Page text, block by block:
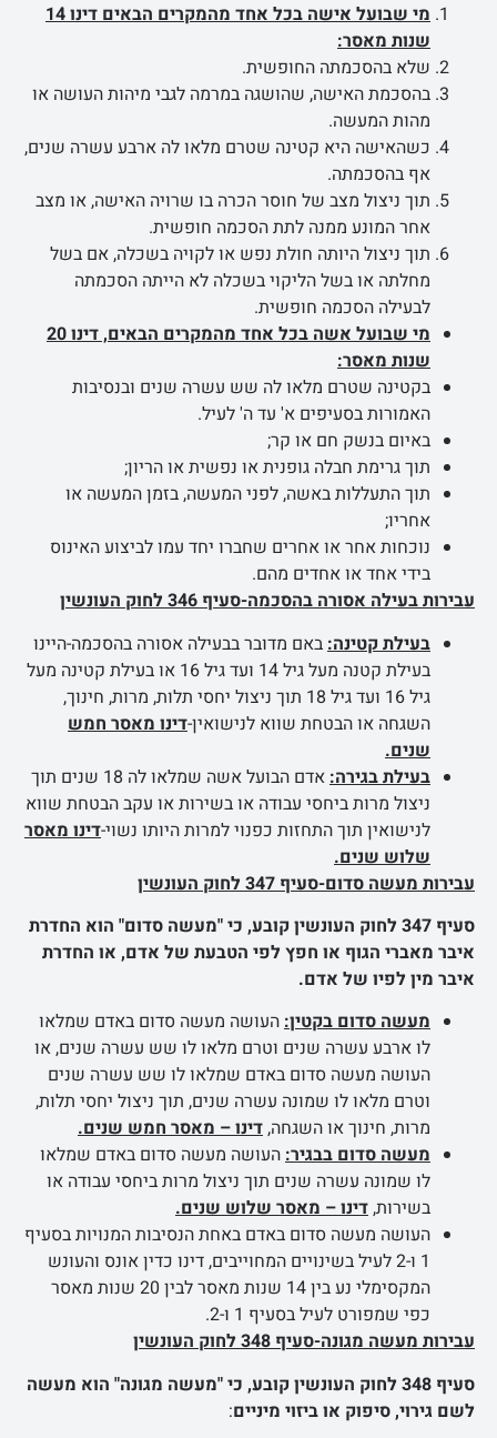
מי שבועל אישה בכל אחד מהמקרים הבאים דינו 14
שנות מאסר:
שלא בהסכמתה החופשית.
בהסכמת האישה, שהושגה במרמה לגבי מיהות העושה או
מהות המעשה.
כשהאישה היא קטינה שטרם מלאו לה ארבע עשרה שנים,
אף בהסכמתה.
תוך ניצול מצב של חוסר הכרה בו שרויה האישה, או מצב
אחר המונע ממנה לתת הסכמה חופשית.
תוך ניצול היותה חולת נפש או לקויה בשכלה, אם בשל
מחלתה או בשל הליקוי בשכלה לא הייתה הסכמתה
לבעילה הסכמה חופשית.
מי שבועל אשה בכל אחד מהמקרים הבאים, דינו 20
שנות מאסר:
בקטינה שטרם מלאו לה שש עשרה שנים ובנסיבות
האמורות בסעיפים א' עד ה' לעיל.
באיום בנשק חם או קר;
תוך גרימת חבלה גופנית או נפשית או הריון;
תוך התעללות באשה, לפני המעשה, בזמן המעשה או
אחריו;
נוכחות אחר או אחרים שחברו יחד עמו לביצוע האינוס
בידי אחד או אחדים מהם.
עבירות בעילה אסורה בהסכמה-סעיף 346 לחוק העונשין
בעילת קטינה: באם מדובר בבעילה אסורה בהסכמה-היינו
בעילת קטנה מעל גיל 14 ועד גיל 16 או בעילת קטינה מעל
גיל 16 ועד גיל 18 תוך ניצול יחסי תלות, מרות, חינוך,
השגחה או הבטחת שווא לנישואין-דינו מאסר חמש
שנים.
בעילת בגירה:
אדם הבועל אשה שמלאו לה 18 שנים תוך
ניצול מרות ביחסי עבודה או בשירות או עקב הבטחת שווא
לנישואין תוך התחזות כפנוי למרות היותו נשוי-דינו מאסר
שלוש שנים.
עבירות מעשה סדום-סעיף 347 לחוק העונשין
סעיף 347 לחוק העונשין קובע, כי "מעשה סדום" הוא החדרת
איבר מאברי הגוף או חפץ לפי הטבעת של אדם, או החדרת
איבר מין לפיו של אדם.
מעשה סדום בקטין:העושה מעשה סדום באדם שמלאו
לו ארבע עשרה שנים וטרם מלאו לו שש עשרה שנים, או
העושה מעשה סדום באדם שמלאו לו שש עשרה שנים
וטרם מלאו לו שמונה עשרה שנים, תוך ניצול יחסי תלות,
מרות, חינוך או השגחה,דינו – מאסר חמש שנים.
מעשה סדום בבגיר:העושה מעשה סדום באדם שמלאו
לו שמונה עשרה שנים תוך ניצול מרות ביחסי עבודה או
בשירות,דינו – מאסר שלוש שנים.
העושה מעשה סדום באדם באחת הנסיבות המנויות בסעיף
1 ו-2 לעיל בשינויים המחוייבים, דינו כדין אונס והעונש
המקסימלי נע בין 14 שנות מאסר לבין 20 שנות מאסר
כפי שמפורט לעיל בסעיף 1 ו-2.
עבירות מעשה מגונה-סעיף 348 לחוק העונשין
סעיף 348 לחוק העונשין קובע, כי "מעשה מגונה" הוא מעשה
לשם גירוי, סיפוק או ביזוי מיניים: